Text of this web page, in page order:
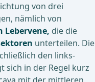
von drei
nämlich von
die die
unterteilen. Die
den links-
sich in der Regel kurz